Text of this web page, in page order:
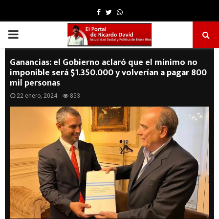
Facebook
TwitterWhatsapp
PRIMARY
MENU
Ganancias: el Gobierno aclaró que el mínimo no
imponible será $1.350.000 y volverían a pagar 800
mil personas
22 enero, 2024 853